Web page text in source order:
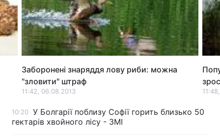
Відео з Youtube Статті
Інтерв'ю Думки
Архів Вакансії
Контакти
Послуги
Заборонені знаряддя лову риби: можна
"зловити" штраф
11:42, 06.08.2013
10:20 У Болгарії поблизу Софії горить близько 50
гектарів хвойного лісу - ЗМІ